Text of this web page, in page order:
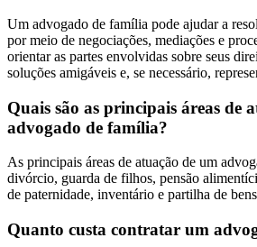
Um advogado de família pode ajudar a
por meio de negociações, mediações e
orientar as partes envolvidas sobre seus
soluções amigáveis e, se necessário,
Quais são as principais áreas de
advogado de família?
As principais áreas de atuação de um
divórcio, guarda de filhos, pensão
de paternidade, inventário e partilha de
Quanto custa contratar um